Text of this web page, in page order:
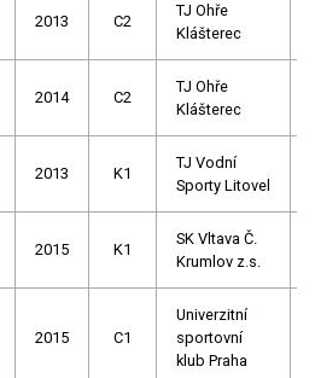
2013 C2
TJ Ohře
Klášterec
2014 C2
TJ Ohře
Klášterec
2013 K1
TJ Vodní
Sporty Litovel
2015 K1
SK Vltava Č.
Krumlov z.s.
2015 C1
Univerzitní
sportovní
klub Praha